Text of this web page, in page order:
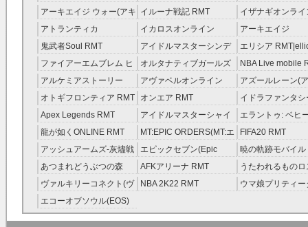
た、本サービス
会員は、本規約
スに係る利用契
のとします。
第2条（定義）
* (1) 「ゲーム通
ーム内で利用さ
ます。
* (2) 「ユーザー
RMT
RMT
アーキエイジ ウォー(アキ
ウオ) RMT
イルーナ戦記 RMT
イザナギオンライ
アトランティカ
RMT|Atlantica RMT
イカロスオンライン
RMT（予約制）
アーキエイジ
RMT|ArcheAge
約制）
鬼武者Soul RMT
アイドルマスターシンデ
レラガールズ(モバマス)
RMT
エリシア
RMT
ファイアーエムブレム ヒ
ーローズ(FEヒーローズ)
RMT
オルタナティブガールズ
RMT
NBA Live mobile
アルケミアストーリー
（アルスト） RMT
アヴァベルオンライン
RMT
アズールレーン(
RMT
オトギフロンティア RMT オンエア RMT
イドラファンタシ
ーサーガ RMT
Apex Legends RMT
アイドルマスターシャイ
ニーカラーズ(シャニマス)
RMT
エラントゥ: ベヒ
ピリット RMT
龍が如くONLINE RMT
MT:EPIC ORDERS(MT:エ
ピック・オーダーズ)
RMT
FIFA20 RMT
アッシュアームズ‐灰燼戦
線 RMT
エピックセブン(Epic
Seven) RMT
暁の軌跡モバイル
伝説 ） RMT
あつまれどうぶつの森
RMT
AFKアリーナ RMT
うたわれるもの
ラグ(ロスフラ)
ヴァルキリーコネクト(ヴ
ァルコネ) RMT
NBA 2K22 RMT
ウマ娘プリティー
エコーオブソウル(EOS)
RMT